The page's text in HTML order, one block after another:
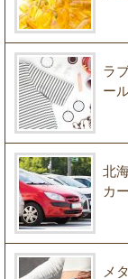
ラ
ー
北
カ
メ